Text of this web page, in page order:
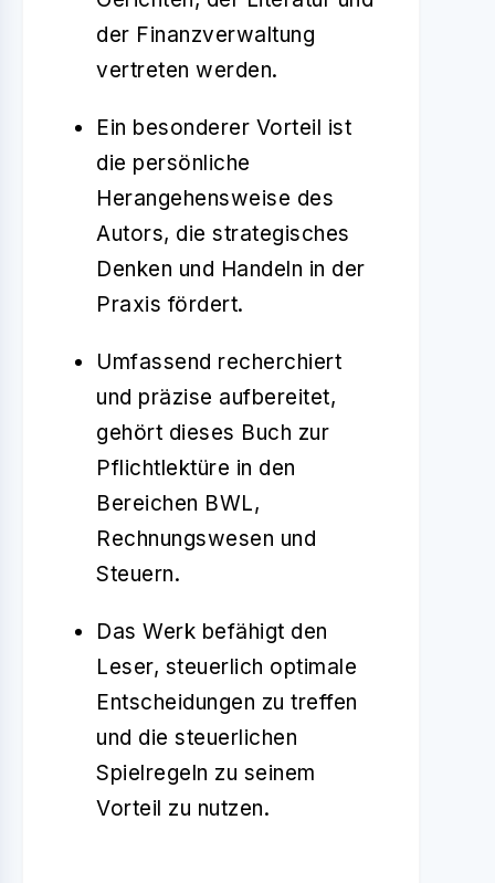
der Finanzverwaltung
vertreten werden.
Ein besonderer Vorteil ist
die persönliche
Herangehensweise des
Autors, die strategisches
Denken und Handeln in der
Praxis fördert.
Umfassend recherchiert
und präzise aufbereitet,
gehört dieses Buch zur
Pflichtlektüre in den
Bereichen BWL,
Rechnungswesen und
Steuern.
Das Werk befähigt den
Leser, steuerlich optimale
Entscheidungen zu treffen
und die steuerlichen
Spielregeln zu seinem
Vorteil zu nutzen.